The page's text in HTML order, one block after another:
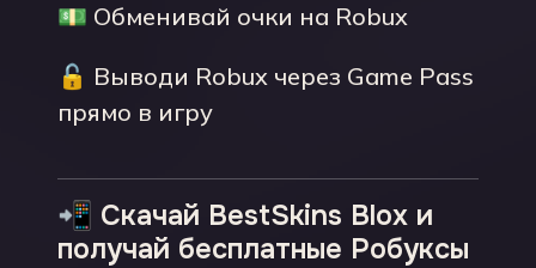
💵 Обменивай очки на Robux
🔓 Выводи Robux через Game Pass
прямо в игру
📲 Скачай BestSkins Blox и
получай бесплатные Робуксы